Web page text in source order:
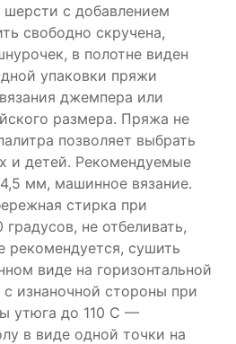
с добавлением
свободно скручена,
в полотне виден
упаковки пряжи
джемпера или
размера. Пряжа не
позволяет выбрать
и детей. Рекомендуемые
мм, машинное вязание.
стирка при
не отбеливать,
рекомендуется, сушить
виде на горизонтальной
изнаночной стороны при
утюга до 110 C —
в виде одной точки на